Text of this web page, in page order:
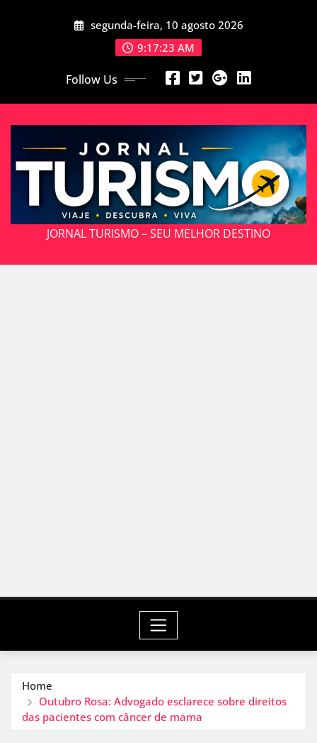
segunda-feira, 10 agosto 2026
9:17:25 AM
Follow Us
JORNAL TURISMO – SEU MELHOR DESTINO
Home
Outubro Rosa: Advogado esclarece sobre direitos
das pacientes com câncer de mama